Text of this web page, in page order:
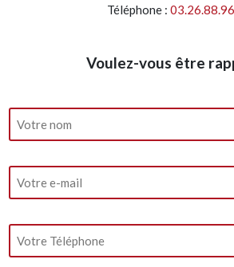
Téléphone :
Voulez-vous être